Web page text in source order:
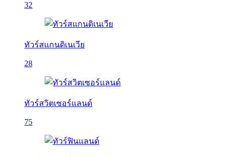
32
ทัวร์สแกนดิเนเวีย
28
ทัวร์สวิตเซอร์แลนด์
75